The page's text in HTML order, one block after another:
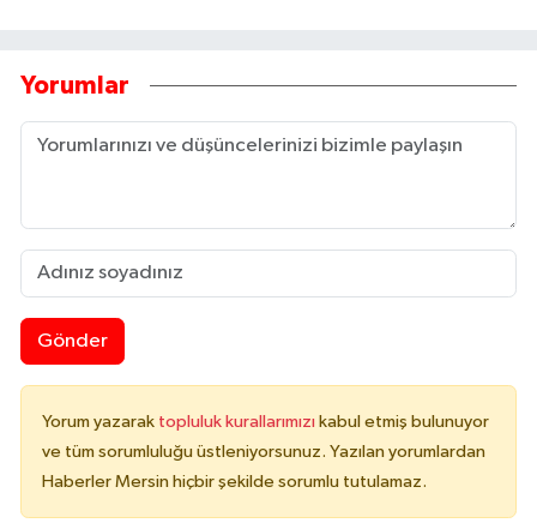
Yorumlar
Gönder
Yorum yazarak topluluk kurallarımızı kabul etmiş bulunuyor
ve tüm sorumluluğu üstleniyorsunuz. Yazılan yorumlardan
Haberler Mersin hiçbir şekilde sorumlu tutulamaz.